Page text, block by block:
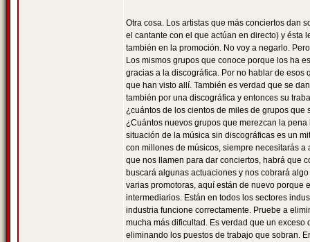
Otra cosa. Los artistas que más conciertos dan
el cantante con el que actúan en directo) y ésta
también en la promoción. No voy a negarlo.
Los mismos grupos que conoce porque los ha
gracias a la discográfica. Por no hablar de
que han visto allí. También es verdad que se
también por una discográfica y entonces su
¿cuántos de los cientos de miles de grupos
¿Cuántos nuevos grupos que merezcan la
situación de la música sin discográficas es un
con millones de músicos, siempre necesitarás
que nos llamen para dar conciertos, habrá que
buscará algunas actuaciones y nos cobrará
varias promotoras, aquí están de nuevo porque
intermediarios. Están en todos los sectores
industria funcione correctamente. Pruebe a
mucha más dificultad. Es verdad que un
eliminando los puestos de trabajo que sobran.